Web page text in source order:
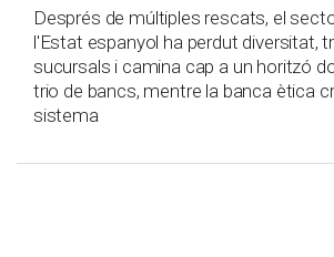
Després de múltiples rescats, el
l'Estat espanyol ha perdut diversitat,
sucursals i camina cap a un horitzó
trio de bancs, mentre la banca ètica
sistema